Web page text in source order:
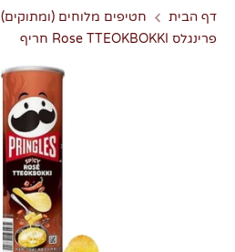
דף הבית
חטיפים מלוחים (ומתוקים)
פרינגלס Rose TTEOKBOKKI חריף